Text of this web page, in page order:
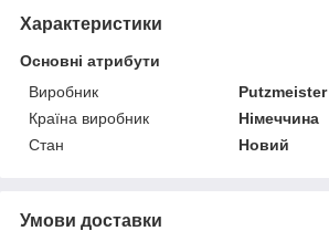
Характеристики
Основні атрибути
Виробник
Putzmeister
Країна виробник
Німеччина
Стан
Новий
Умови доставки